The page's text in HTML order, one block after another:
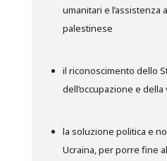
umanitari e l’assistenza
palestinese
il riconoscimento dello
dell’occupazione e
la soluzione politica e
Ucraina, per porre fine